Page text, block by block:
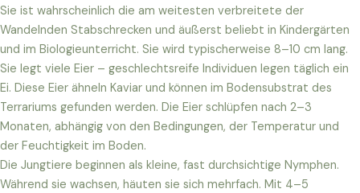
Sie ist wahrscheinlich die am weitesten verbreitete der
Wandelnden Stabschrecken und äußerst beliebt in Kindergärten
und im Biologieunterricht. Sie wird typischerweise 8–10 cm lang.
Sie legt viele Eier – geschlechtsreife Individuen legen täglich ein
Ei. Diese Eier ähneln Kaviar und können im Bodensubstrat des
Terrariums gefunden werden. Die Eier schlüpfen nach 2–3
Monaten, abhängig von den Bedingungen, der Temperatur und
der Feuchtigkeit im Boden.
Die Jungtiere beginnen als kleine, fast durchsichtige Nymphen.
Während sie wachsen, häuten sie sich mehrfach. Mit 4–5